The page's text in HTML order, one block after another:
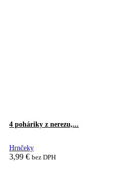
4 poháriky z nerezu,...
Hrnčeky
3,99 € bez DPH